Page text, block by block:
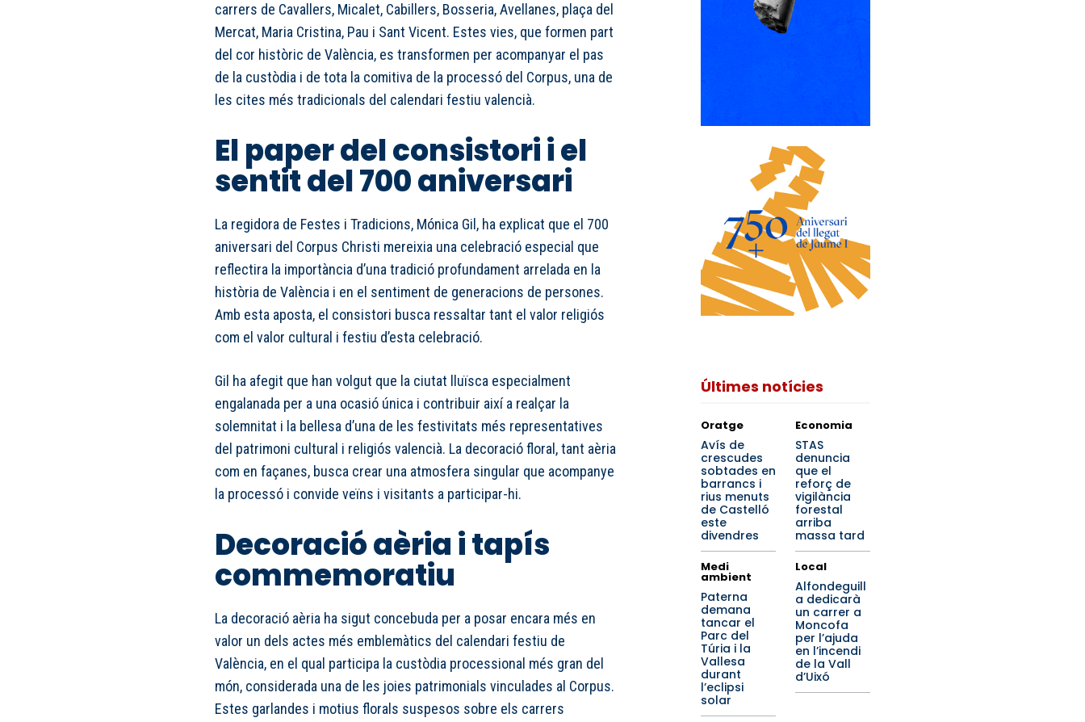
carrers de Cavallers, Micalet, Cabillers, Bosseria, Avellanes, plaça del
Mercat, Maria Cristina, Pau i Sant Vicent. Estes vies, que formen part
del cor històric de València, es transformen per acompanyar el pas
de la custòdia i de tota la comitiva de la processó del Corpus, una de
les cites més tradicionals del calendari festiu valencià.
El paper del consistori i el
sentit del 700 aniversari
La regidora de Festes i Tradicions, Mónica Gil, ha explicat que el 700
aniversari del Corpus Christi mereixia una celebració especial que
reflectira la importància d’una tradició profundament arrelada en la
història de València i en el sentiment de generacions de persones.
Amb esta aposta, el consistori busca ressaltar tant el valor religiós
com el valor cultural i festiu d’esta celebració.
Gil ha afegit que han volgut que la ciutat lluïsca especialment
engalanada per a una ocasió única i contribuir així a realçar la
solemnitat i la bellesa d’una de les festivitats més representatives
del patrimoni cultural i religiós valencià. La decoració floral, tant aèria
com en façanes, busca crear una atmosfera singular que acompanye
la processó i convide veïns i visitants a participar-hi.
Decoració aèria i tapís
commemoratiu
La decoració aèria ha sigut concebuda per a posar encara més en
valor un dels actes més emblemàtics del calendari festiu de
València, en el qual participa la custòdia processional més gran del
món, considerada una de les joies patrimonials vinculades al Corpus.
Estes garlandes i motius florals suspesos sobre els carrers
Últimes notícies
Oratge
Avís de
crescudes
sobtades en
barrancs i
rius menuts
de Castelló
este
divendres
Economia
STAS
denuncia
que el
reforç de
vigilància
forestal
arriba
massa tard
Medi
ambient
Paterna
demana
tancar el
Parc del
Túria i la
Vallesa
durant
l’eclipsi
solar
Local
Alfondeguill
a dedicarà
un carrer a
Moncofa
per l’ajuda
en l’incendi
de la Vall
d’Uixó